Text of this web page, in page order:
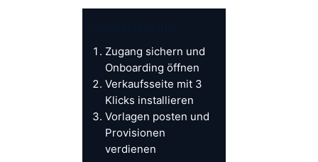
Zugang sichern und
Onboarding öffnen
Verkaufsseite mit 3
Klicks installieren
Vorlagen posten und
Provisionen
verdienen